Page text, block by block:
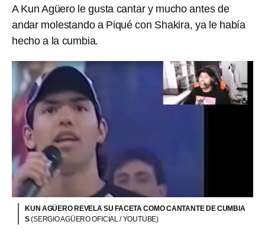
A Kun Agüero le gusta cantar y mucho antes de
andar molestando a Piqué con Shakira, ya le había
hecho a la cumbia.
KUN AGÜERO REVELA SU FACETA COMO CANTANTE DE CUMBIA
S(SERGIO AGÜERO OFICIAL / YOUTUBE)